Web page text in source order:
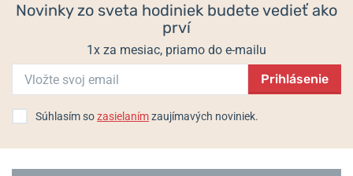
Novinky zo sveta hodiniek budete vedieť ako
prví
1x za mesiac, priamo do e-mailu
Prihlásenie
Súhlasím sozasielanímzaujímavých noviniek.